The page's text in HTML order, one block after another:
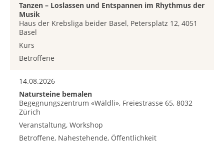
Tanzen – Loslassen und Entspannen im Rhythmus der
Musik
Haus der Krebsliga beider Basel, Petersplatz 12, 4051
Basel
Kurs
Betroffene
14.08.2026
Natursteine bemalen
Begegnungszentrum «Wäldli», Freiestrasse 65, 8032
Zürich
Veranstaltung, Workshop
Betroffene, Nahestehende, Öffentlichkeit